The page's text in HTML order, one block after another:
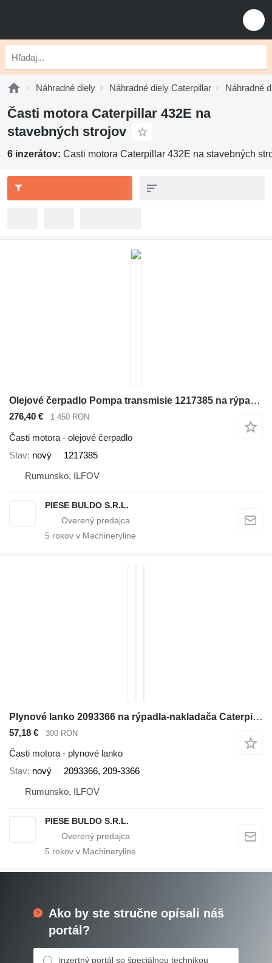
Náhradné diely Náhradné diely Caterpillar Náhradné
Časti motora Caterpillar 432E na
stavebných strojov
6 inzerátov: Časti motora Caterpillar 432E na stavebných
Olejové čerpadlo Pompa transmisie 1217385 na rýpadla-nakladača Caterpillar 414E , 416C , 416D , 416E , 416F , 420D , 420E , 420F , 422E , 422F , 424B , 424B HD , 424D , 426C , 428C , 428D , 428E , 428F , 430D , 430E , 430F , 432D , 432E , 432F , 434E , 434F , 436C , 438C , 438D , 442D , 442E , 444E , 444F
276,40 € 1 450 RON
Časti motora - olejové čerpadlo
Stav nový
1217385
Rumunsko, ILFOV
PIESE BULDO S.R.L.
5 rokov v Machineryline
Plynové lanko 2093366 na rýpadla-nakladača Caterpillar 416E, 416F, 420E, 420F, 422E, 422F, 428E, 428F, 430E, 430F, 432E, 432F, 434E, 434F, 442E, 444E, 444F
57,18 € 300 RON
Časti motora - plynové lanko
Stav nový
2093366, 209-3366
Rumunsko, ILFOV
PIESE BULDO S.R.L.
5 rokov v Machineryline
Ako by ste stručne opísali náš
portál?
inzertný portál so špeciálnou technikou